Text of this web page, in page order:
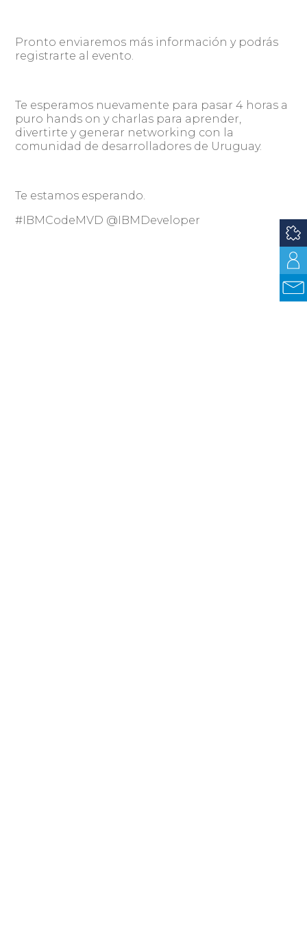
Pronto enviaremos más información y podrás
registrarte al evento.
Te esperamos nuevamente para pasar 4 horas a
puro hands on y charlas para aprender,
divertirte y generar networking con la
comunidad de desarrolladores de Uruguay.
Te estamos esperando.
#IBMCodeMVD @IBMDeveloper